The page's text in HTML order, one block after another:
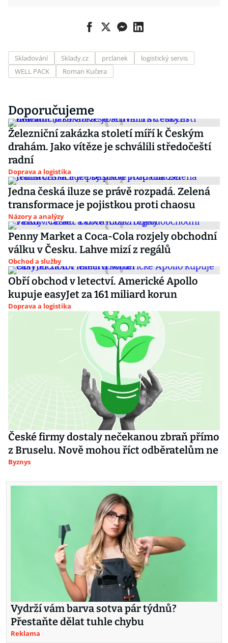
Skladování Sklady.cz prclanek
logistický servis
WELL PACK
Roman Kučera
Doporučujeme
Železniční zakázka století míří k Českým
drahám. Jako vítěze je schválili středočeští
radní
Doprava a logistika
Jedna česká iluze se právě rozpadá. Zelená
transformace je pojistkou proti chaosu
Názory a analýzy
Penny Market a Coca-Cola rozjely obchodní
válku v Česku. Lahve mizí z regálů
Obchod a služby
Obří obchod v letectví. Americké Apollo
kupuje easyJet za 161 miliard korun
Doprava a logistika
České firmy dostaly nečekanou zbraň přímo
z Bruselu. Nově mohou říct odběratelům ne
Byznys
Vydrží vám barva sotva pár týdnů?
Přestaňte dělat tuhle chybu
Reklama